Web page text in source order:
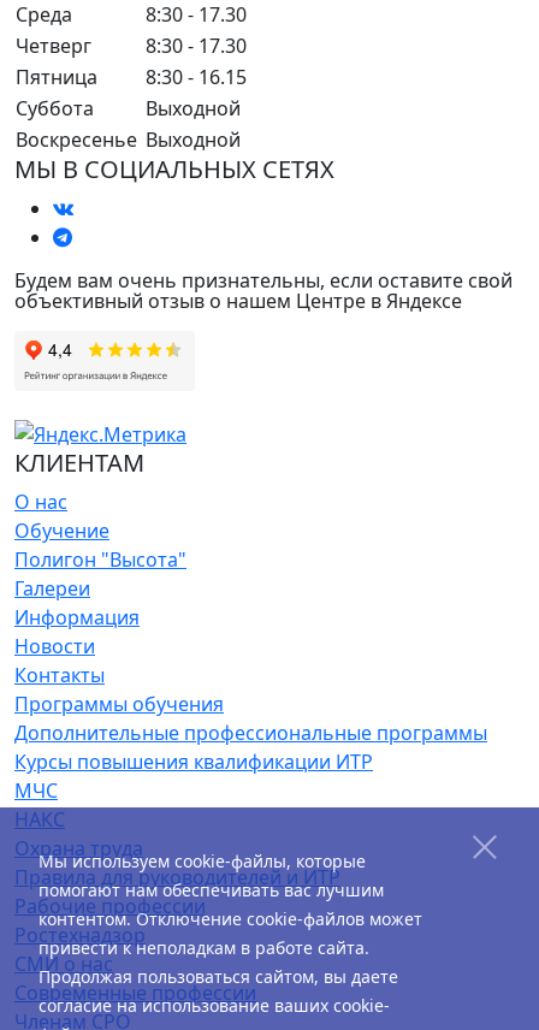
Среда
8:30 - 17.30
Четверг
8:30 - 17.30
Пятница
8:30 - 16.15
Суббота
Выходной
Воскресенье Выходной
МЫ В СОЦИАЛЬНЫХ СЕТЯХ
Будем вам очень признательны, если оставите свой
объективный отзыв о нашем Центре в Яндексе
КЛИЕНТАМ
О нас
Обучение
Полигон "Высота"
Галереи
Информация
Новости
Контакты
Программы обучения
Дополнительные профессиональные программы
Курсы повышения квалификации ИТР
МЧС
НАКС
Охрана труда
Правила для руководителей и ИТР
Рабочие профессии
Ростехнадзор
СМИ о нас
Современные профессии
Членам СРО
Мы используем cookie-файлы, которые
помогают нам обеспечивать вас лучшим
контентом. Отключение cookie-файлов может
привести к неполадкам в работе сайта.
Продолжая пользоваться сайтом, вы даете
согласие на использование ваших cookie-